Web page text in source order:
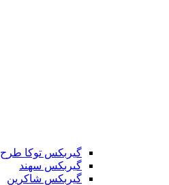
گیربکس توکا طرح
گیربکس سهند
گیربکس شاکرین